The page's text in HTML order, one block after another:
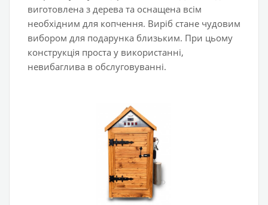
виготовлена з дерева та оснащена всім
необхідним для копчення. Виріб стане чудовим
вибором для подарунка близьким. При цьому
конструкція проста у використанні,
невибаглива в обслуговуванні.